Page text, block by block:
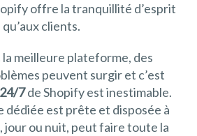
offre la tranquillité d’esprit
clients.
la meilleure plateforme, des
peuvent surgir et c’est
7de Shopify est inestimable.
dédiée est prête et disposée à
jour ou nuit, peut faire toute la